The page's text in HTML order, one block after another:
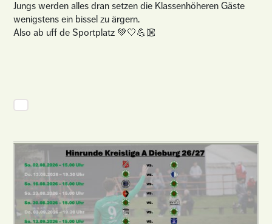
Jungs werden alles dran setzen die Klassenhöheren Gäste
wenigstens ein bissel zu ärgern.
Also ab uff de Sportplatz 💚🤍💪🏼